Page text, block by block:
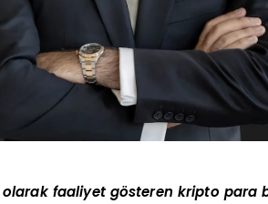
faaliyet gösteren kripto para